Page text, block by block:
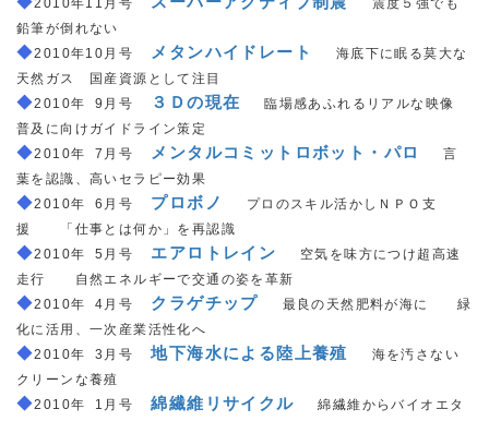
2010年11月号
震度５強でも
鉛筆が倒れない
◆2010年10月号 メタンハイドレート
海底下に眠る莫大な
天然ガス 国産資源として注目
◆2010年 9月号 ３Ｄの現在
臨場感あふれるリアルな映像
普及に向けガイドライン策定
◆2010年 7月号 メンタルコミットロボット・パロ
言
葉を認識、高いセラピー効果
◆2010年 6月号 プロボノ
プロのスキル活かしＮＰＯ支
援 「仕事とは何か」を再認識
◆2010年 5月号 エアロトレイン
空気を味方につけ超高速
走行 自然エネルギーで交通の姿を革新
◆2010年 4月号 クラゲチップ
最良の天然肥料が海に 緑
化に活用、一次産業活性化へ
◆2010年 3月号 ＿地下海水による陸上養殖
海を汚さない
クリーンな養殖
◆2010年 1月号 ＿綿繊維リサイクル
綿繊維からバイオエタ